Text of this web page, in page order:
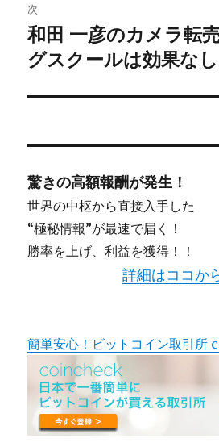
ー
シ
次
次
の
稿:
和田 一彦のカメラ転
グスクールは効果な
驚きの高額報酬が発生！
世界の中枢から直接入手した
“極秘情報”が最速で届く！
勝率を上げ、利益を獲得！！
詳細はココか
簡単安心！ビットコイン取引